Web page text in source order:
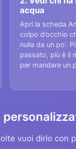
acqua
Apri la scheda
colpo d’occhio
nulla da un po’.
passato, più è il
per mandare un
vuoi dirlo con